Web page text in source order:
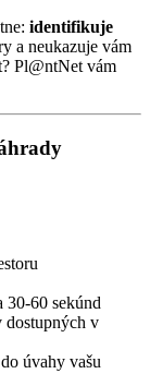
identifikuje
a neukazuje vám
Pl@ntNet vám
30-60 sekúnd
dostupných v
úvahy vašu